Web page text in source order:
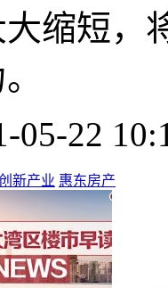
缩短，
05-22
新产业 惠东房产